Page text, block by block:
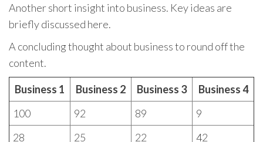
Another short insight into business. Key ideas are
briefly discussed here.
A concluding thought about business to round off the
content.
Business 1 Business 2 Business 3
Business 4
100
92 89
9
28
25 22 42